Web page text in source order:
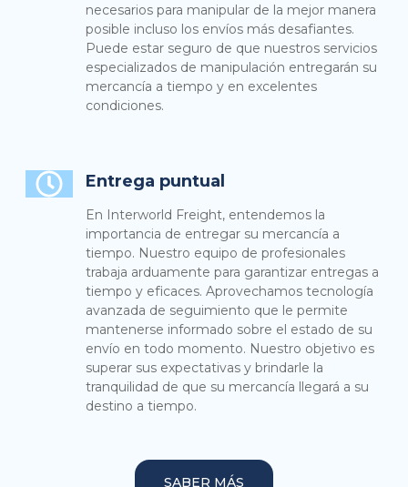
necesarios para manipular de la mejor manera
posible incluso los envíos más desafiantes.
Puede estar seguro de que nuestros servicios
especializados de manipulación entregarán su
mercancía a tiempo y en excelentes
condiciones.
Entrega puntual
En Interworld Freight, entendemos la
importancia de entregar su mercancía a
tiempo. Nuestro equipo de profesionales
trabaja arduamente para garantizar entregas a
tiempo y eficaces. Aprovechamos tecnología
avanzada de seguimiento que le permite
mantenerse informado sobre el estado de su
envío en todo momento. Nuestro objetivo es
superar sus expectativas y brindarle la
tranquilidad de que su mercancía llegará a su
destino a tiempo.
SABER MÁS